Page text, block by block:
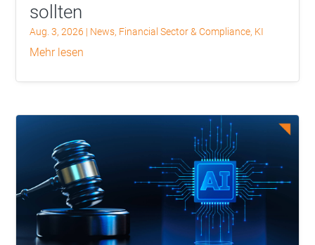
sollten
Aug. 3, 2026 | News, Financial Sector & Compliance, KI
mehr lesen